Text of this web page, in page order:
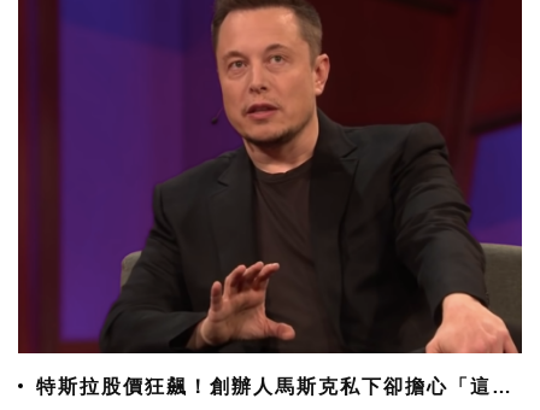
特斯拉股價狂飆！創辦人馬斯克私下卻擔心「這件